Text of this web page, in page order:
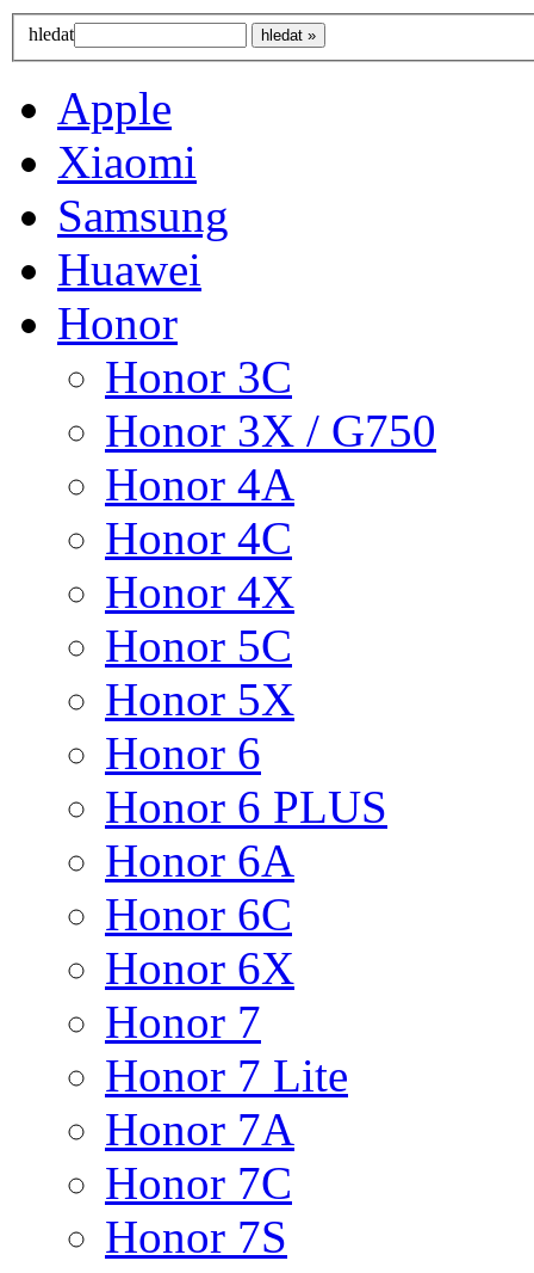
hledat
Apple
Xiaomi
Samsung
Huawei
Honor
Honor 3C
Honor 3X / G750
Honor 4A
Honor 4C
Honor 4X
Honor 5C
Honor 5X
Honor 6
Honor 6 PLUS
Honor 6A
Honor 6C
Honor 6X
Honor 7
Honor 7 Lite
Honor 7A
Honor 7C
Honor 7S